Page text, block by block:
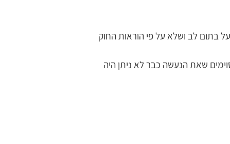
בתום לב ושלא על פי הוראות החוק
שאת הנעשה כבר לא ניתן היה